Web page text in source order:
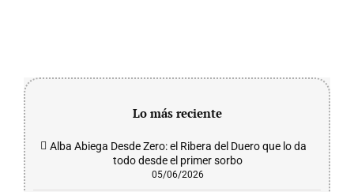
Lo más reciente
Alba Abiega Desde Zero: el Ribera del Duero que lo da
todo desde el primer sorbo
05/06/2026